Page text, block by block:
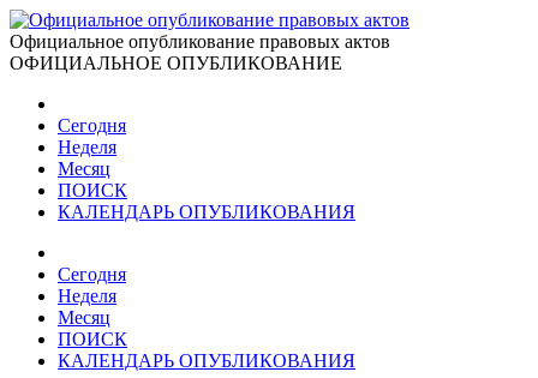
Официальное опубликование правовых актов
ОФИЦИАЛЬНОЕ ОПУБЛИКОВАНИЕ
Сегодня
Неделя
Месяц
ПОИСК
КАЛЕНДАРЬ ОПУБЛИКОВАНИЯ
Сегодня
Неделя
Месяц
ПОИСК
КАЛЕНДАРЬ ОПУБЛИКОВАНИЯ